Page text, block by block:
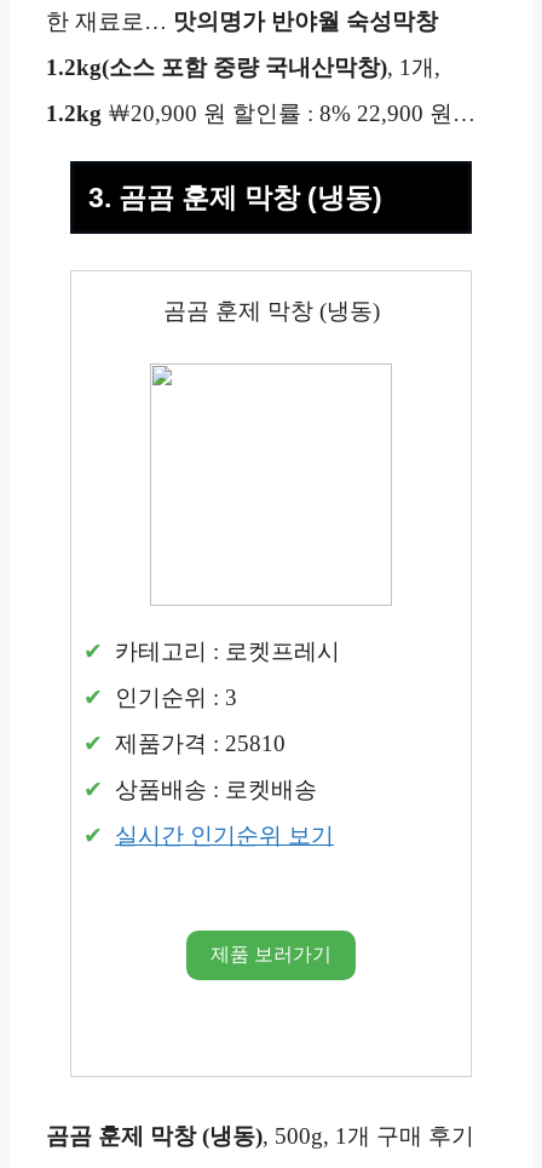
한 재료로… 맛의명가 반야월 숙성막창
1.2kg(소스 포함 중량 국내산막창), 1개,
1.2kg ￦20,900 원 할인률 : 8% 22,900 원…
3. 곰곰 훈제 막창 (냉동)
곰곰 훈제 막창 (냉동)
카테고리 : 로켓프레시
인기순위 : 3
제품가격 : 25810
상품배송 : 로켓배송
실시간 인기순위 보기
제품 보러가기
곰곰 훈제 막창 (냉동), 500g, 1개 구매 후기